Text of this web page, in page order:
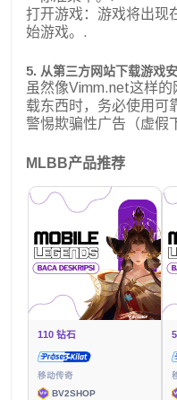
打开游戏：游戏将出现
始游戏。.
5. 从第三方网站下载游戏安
虽然像Vimm.net这样
载东西时，务必使用可
警惕欺骗性广告（虚假
MLBB产品推荐
110 钻石
移动传奇
BV2SHOP